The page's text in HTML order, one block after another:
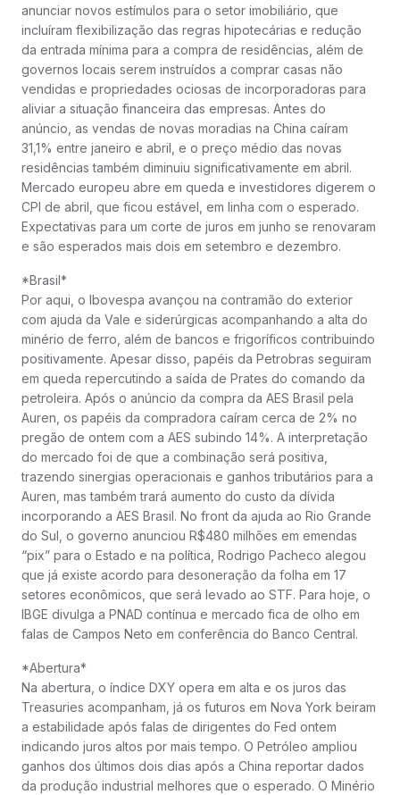
anunciar novos estímulos para o setor imobiliário, que
incluíram flexibilização das regras hipotecárias e redução
da entrada mínima para a compra de residências, além de
governos locais serem instruídos a comprar casas não
vendidas e propriedades ociosas de incorporadoras para
aliviar a situação financeira das empresas. Antes do
anúncio, as vendas de novas moradias na China caíram
31,1% entre janeiro e abril, e o preço médio das novas
residências também diminuiu significativamente em abril.
Mercado europeu abre em queda e investidores digerem o
CPI de abril, que ficou estável, em linha com o esperado.
Expectativas para um corte de juros em junho se renovaram
e são esperados mais dois em setembro e dezembro.
*Brasil*
Por aqui, o Ibovespa avançou na contramão do exterior
com ajuda da Vale e siderúrgicas acompanhando a alta do
minério de ferro, além de bancos e frigoríficos contribuindo
positivamente. Apesar disso, papéis da Petrobras seguiram
em queda repercutindo a saída de Prates do comando da
petroleira. Após o anúncio da compra da AES Brasil pela
Auren, os papéis da compradora caíram cerca de 2% no
pregão de ontem com a AES subindo 14%. A interpretação
do mercado foi de que a combinação será positiva,
trazendo sinergias operacionais e ganhos tributários para a
Auren, mas também trará aumento do custo da dívida
incorporando a AES Brasil. No front da ajuda ao Rio Grande
do Sul, o governo anunciou R$480 milhões em emendas
“pix” para o Estado e na política, Rodrigo Pacheco alegou
que já existe acordo para desoneração da folha em 17
setores econômicos, que será levado ao STF. Para hoje, o
IBGE divulga a PNAD contínua e mercado fica de olho em
falas de Campos Neto em conferência do Banco Central.
*Abertura*
Na abertura, o índice DXY opera em alta e os juros das
Treasuries acompanham, já os futuros em Nova York beiram
a estabilidade após falas de dirigentes do Fed ontem
indicando juros altos por mais tempo. O Petróleo ampliou
ganhos dos últimos dois dias após a China reportar dados
da produção industrial melhores que o esperado. O Minério